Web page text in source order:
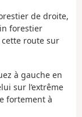
de droite,
forestier
route sur
à gauche en
sur l’extrême
fortement à